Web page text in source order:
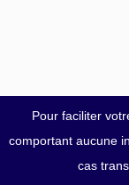
Pour faciliter
comportant aucune
cas